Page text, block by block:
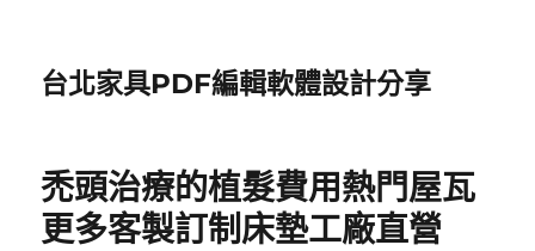
台北家具PDF編輯軟體設計分享
禿頭治療的植髮費用熱門屋瓦
更多客製訂制床墊工廠直營